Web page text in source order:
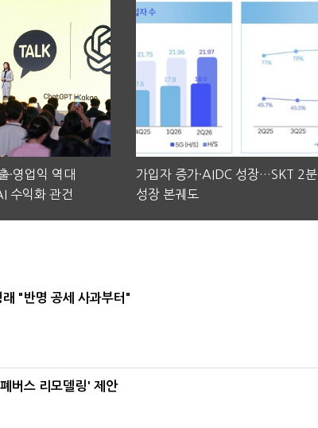
·영업익 역대
수익화 관건
가입자 증가·AIDC 성장…SKT 2
성장 본궤도
"반명 공세 사과부터"
버스 리모델링' 제안